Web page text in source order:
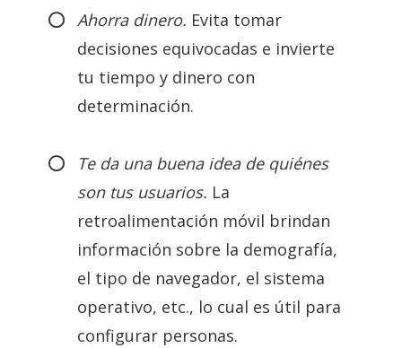
Ahorra dinero. Evita tomar
decisiones equivocadas e invierte
tu tiempo y dinero con
determinación.
Te da una buena idea de quiénes
son tus usuarios. La
retroalimentación móvil brindan
información sobre la demografía,
el tipo de navegador, el sistema
operativo, etc., lo cual es útil para
configurar personas.